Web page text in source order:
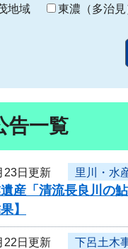
地域
東濃（多治
告一覧
23日更新 里川・水
産「清流長良川の
】
22日更新 下呂土木